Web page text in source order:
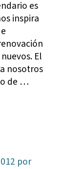
es
inspira
El
nosotros
de …
por